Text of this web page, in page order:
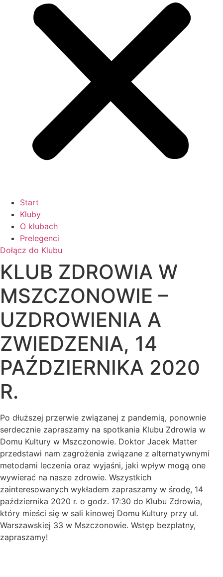
Start
Kluby
O klubach
Prelegenci
Dołącz do Klubu
KLUB ZDROWIA W
MSZCZONOWIE –
UZDROWIENIA A
ZWIEDZENIA, 14
PAŹDZIERNIKA 2020
R.
Po dłuższej przerwie związanej z pandemią, ponownie
serdecznie zapraszamy na spotkania Klubu Zdrowia w
Domu Kultury w Mszczonowie. Doktor Jacek Matter
przedstawi nam zagrożenia związane z alternatywnymi
metodami leczenia oraz wyjaśni, jaki wpływ mogą one
wywierać na nasze zdrowie. Wszystkich
zainteresowanych wykładem zapraszamy w środę, 14
października 2020 r. o godz. 17:30 do Klubu Zdrowia,
który mieści się w sali kinowej Domu Kultury przy ul.
Warszawskiej 33 w Mszczonowie. Wstęp bezpłatny,
zapraszamy!